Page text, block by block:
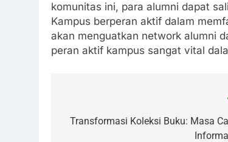
komunitas ini, para alumni dapat
Kampus berperan aktif dalam
akan menguatkan network alumni
peran aktif kampus sangat vital
navigation
Transformasi Koleksi Buku: Masa